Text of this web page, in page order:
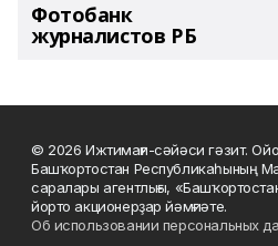
Фотобанк
журналистов РБ
© 2026 Ижтимағи-сәйәси гәзит.
Башҡортостан Республикаһының
саралары агентлығы,
йорто акционерҙар йәмғиәте.
Об использовании персональных